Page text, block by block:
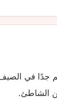
جدًا في
الشاطئ.